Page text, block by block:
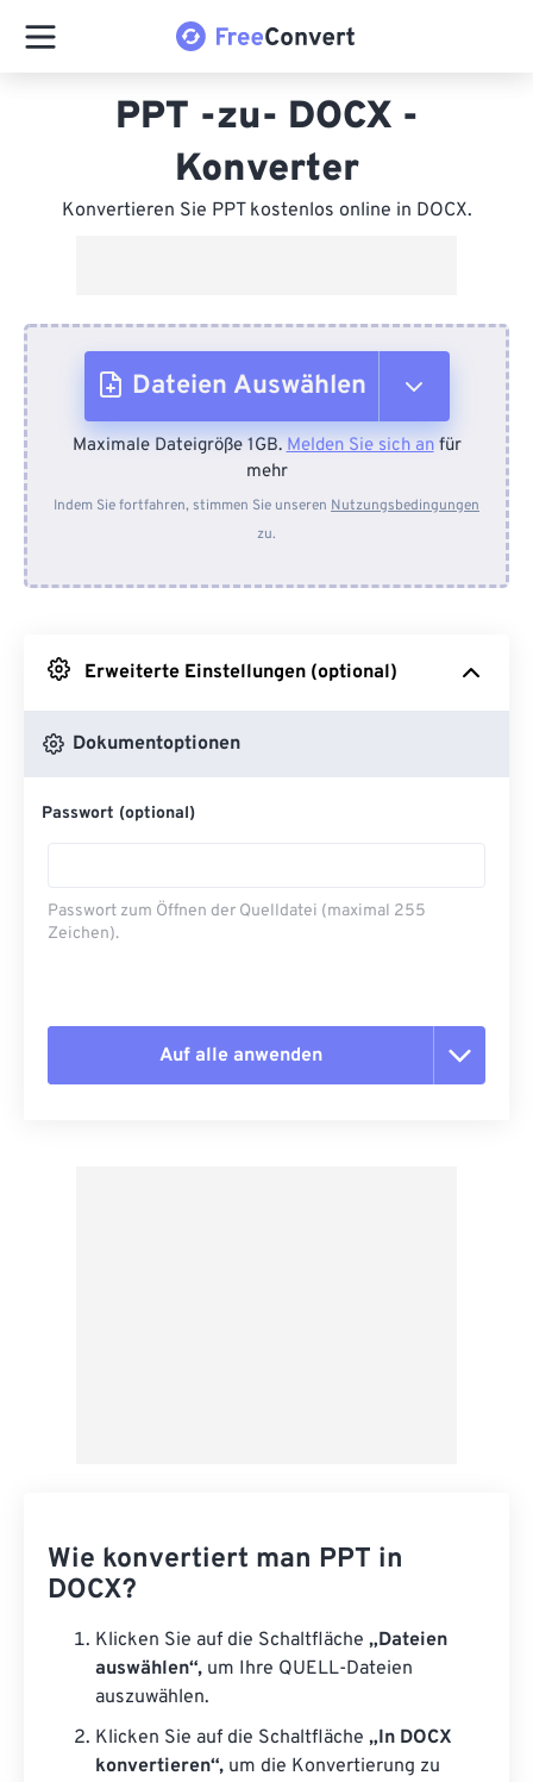
PPT -zu- DOCX -
Konverter
Konvertieren Sie PPT kostenlos online in DOCX.
Dateien Auswählen
Vom Gerät
Von Dropbox
Maximale Dateigröße 1GB.Melden Sie sich anfür
mehr
Indem Sie fortfahren, stimmen Sie unseren Nutzungsbedingungen
zu.
Erweiterte Einstellungen (optional)
Dokumentoptionen
Passwort (optional)
Passwort zum Öffnen der Quelldatei (maximal 255
Zeichen).
Auf alle anwenden
Wie konvertiert man PPT in
DOCX?
Klicken Sie auf die Schaltfläche „Dateien
auswählen“, um Ihre QUELL-Dateien
auszuwählen.
Klicken Sie auf die Schaltfläche „In DOCX
konvertieren“, um die Konvertierung zu